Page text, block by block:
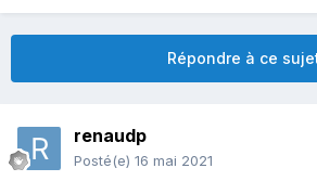
Répondre à ce
renaudp
Posté(e) 16 mai 2021